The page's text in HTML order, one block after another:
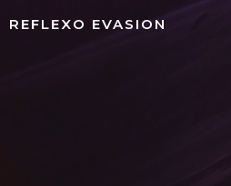
REFLEXO EVASION